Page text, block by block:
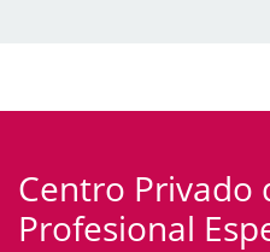
Centro Privado
Profesional